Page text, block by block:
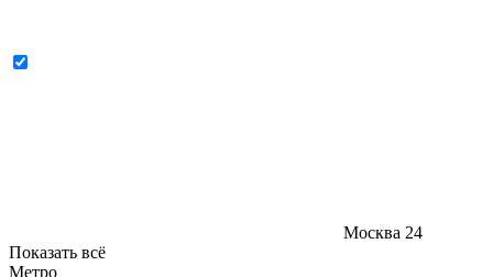
Москва 24
Показать всё
Метро